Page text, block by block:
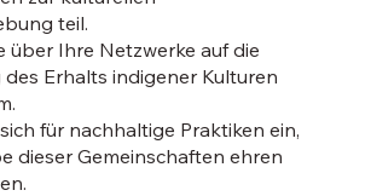
teil.
über Ihre Netzwerke auf die
Erhalts indigener Kulturen
für nachhaltige Praktiken ein,
dieser Gemeinschaften ehren